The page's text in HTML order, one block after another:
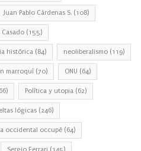
Juan Pablo Cárdenas S. (108)
Casado (155)
histórica (84) neoliberalismo (119)
marroquí (70) ONU (64)
Política y utopia (62)
lógicas (246)
occidental occupé (64)